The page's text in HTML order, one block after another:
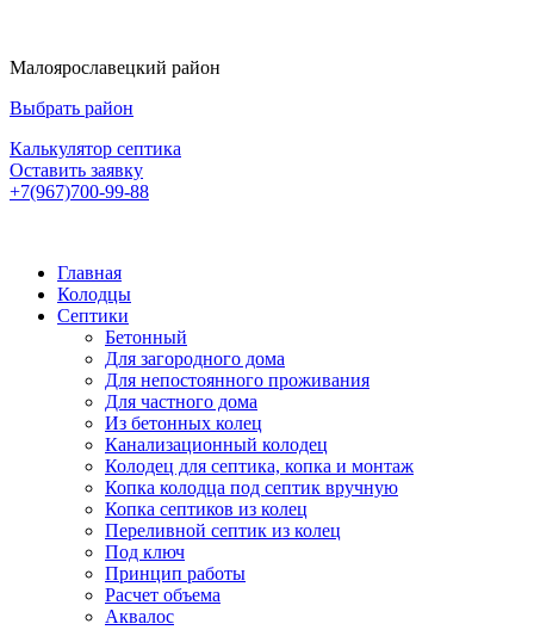
Малоярославецкий район
Выбрать район
Калькулятор септика
Оставить заявку
+7(967)700-99-88
Главная
Колодцы
Септики
Бетонный
Для загородного дома
Для непостоянного проживания
Для частного дома
Из бетонных колец
Канализационный колодец
Колодец для септика, копка и монтаж
Копка колодца под септик вручную
Копка септиков из колец
Переливной септик из колец
Под ключ
Принцип работы
Расчет объема
Аквалос